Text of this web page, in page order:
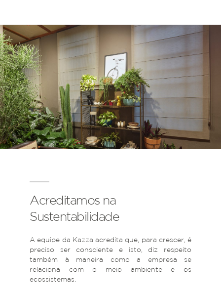
Acreditamos na
Sustentabilidade
A equipe da Kazza acredita que, para crescer, é
preciso ser consciente e isto, diz respeito
também à maneira como a empresa se
relaciona com o meio ambiente e os
ecossistemas.